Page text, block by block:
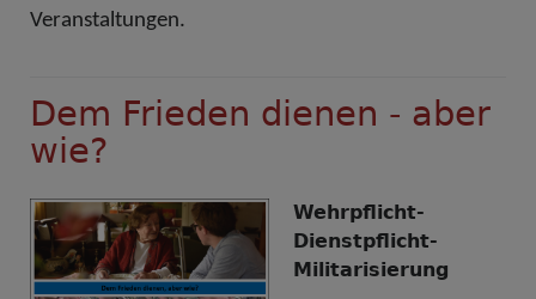
Veranstaltungen.
Dem Frieden dienen - aber
wie?
Wehrpflicht-
Dienstpflicht-
Militarisierung